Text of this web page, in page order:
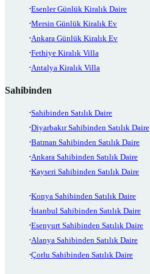
Esenler Günlük Kiralık Daire
Mersin Günlük Kiralık Ev
Ankara Günlük Kiralık Ev
Fethiye Kiralık Villa
Antalya Kiralık Villa
Sahibinden
Sahibinden Satılık Daire
Diyarbakır Sahibinden Satılık Daire
Batman Sahibinden Satılık Daire
Ankara Sahibinden Satılık Daire
Kayseri Sahibinden Satılık Daire
Konya Sahibinden Satılık Daire
İstanbul Sahibinden Satılık Daire
Esenyurt Sahibinden Satılık Daire
Alanya Sahibinden Satılık Daire
Çorlu Sahibinden Satılık Daire